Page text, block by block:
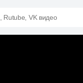
Rutube, VK видео